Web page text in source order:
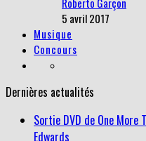
5 avril 2017
Musique
Concours
Dernières actualités
Sortie DVD de One
Edwards